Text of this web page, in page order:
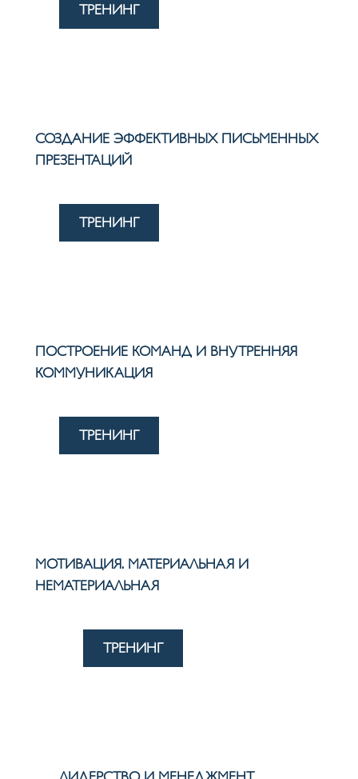
ТРЕНИНГ
СОЗДАНИЕ ЭФФЕКТИВНЫХ ПИСЬМЕННЫХ
ПРЕЗЕНТАЦИЙ
ТРЕНИНГ
ПОСТРОЕНИЕ КОМАНД И ВНУТРЕННЯЯ
КОММУНИКАЦИЯ
ТРЕНИНГ
МОТИВАЦИЯ. МАТЕРИАЛЬНАЯ И
НЕМАТЕРИАЛЬНАЯ
ТРЕНИНГ